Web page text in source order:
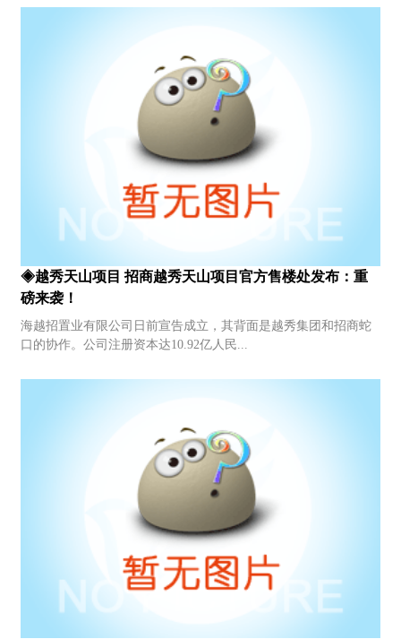
◈越秀天山项目 招商越秀天山项目官方售楼处发布：重
磅来袭！
海越招置业有限公司日前宣告成立，其背面是越秀集团和招商蛇
口的协作。公司注册资本达10.92亿人民...